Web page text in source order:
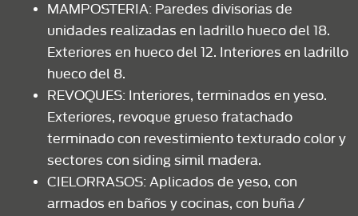
MAMPOSTERIA: Paredes divisorias de
unidades realizadas en ladrillo hueco del 18.
Exteriores en hueco del 12. Interiores en ladrillo
hueco del 8.
REVOQUES: Interiores, terminados en yeso.
Exteriores, revoque grueso fratachado
terminado con revestimiento texturado color y
sectores con siding simil madera.
CIELORRASOS: Aplicados de yeso, con
armados en baños y cocinas, con buña /